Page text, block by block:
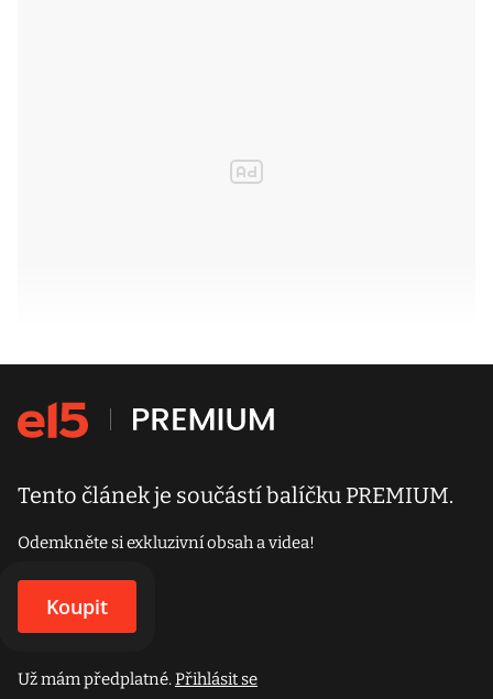
Tento článek je součástí balíčku PREMIUM.
Odemkněte si exkluzivní obsah a videa!
Koupit
Už mám předplatné.Přihlásit se